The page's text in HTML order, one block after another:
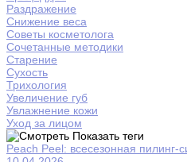
Раздражение
Снижение веса
Советы косметолога
Сочетанные методики
Старение
Сухость
Трихология
Увеличение губ
Увлажнение кожи
Уход за лицом
Показать теги
Peach Peel: всесезонная